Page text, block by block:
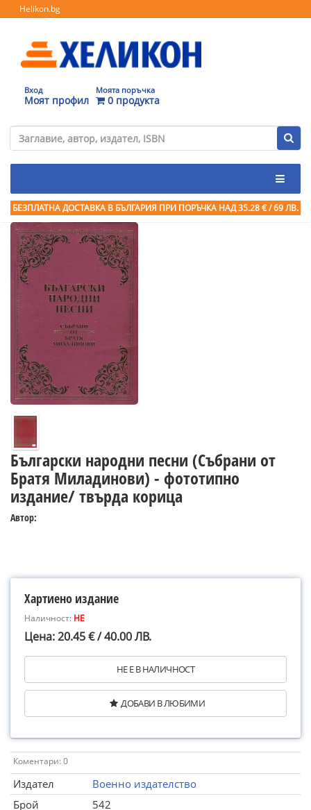
Helikon.bg
Вход
Моят профил
Моята поръчка
0 продукта
БЕЗПЛАТНА ДОСТАВКА В БЪЛГАРИЯ ПРИ ПОРЪЧКА НАД 35.28 € / 69 ЛВ.
Български народни песни (Събрани от
Братя Миладинови) - фототипно
издание/ твърда корица
Автор:
Хартиено издание
Наличност: НЕ
Цена: 20.45 € / 40.00 ЛВ.
НЕ Е В НАЛИЧНОСТ
ДОБАВИ В ЛЮБИМИ
Коментари: 0
Издател
Военно издателство
Брой
542